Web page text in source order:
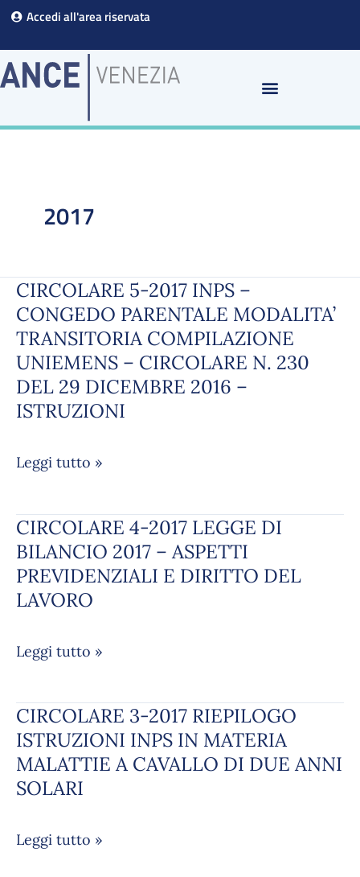
Vai
contenuto
Accedi all'area riservata
2017
CIRCOLARE 5-2017 INPS –
CONGEDO PARENTALE MODALITA’
TRANSITORIA COMPILAZIONE
UNIEMENS – CIRCOLARE N. 230
DEL 29 DICEMBRE 2016 –
ISTRUZIONI
CIRCOLARE
5-
2017
INPS
–
CONGEDO
PARENTALE
TRANSITORIA
–
CIRCOLARE
N.
230
DICEMBRE
–
ISTRUZIONI
Leggi tutto »
CIRCOLARE 4-2017 LEGGE DI
BILANCIO 2017 – ASPETTI
PREVIDENZIALI E DIRITTO DEL
LAVORO
CIRCOLARE
4-
2017
LEGGE
DI
2017
ASPETTI
PREVIDENZIALI
E
DIRITTO
DEL
Leggi tutto »
CIRCOLARE 3-2017 RIEPILOGO
ISTRUZIONI INPS IN MATERIA
MALATTIE A CAVALLO DI DUE ANNI
SOLARI
CIRCOLARE
3-
2017
RIEPILOGO
ISTRUZIONI
IN
Leggi tutto »